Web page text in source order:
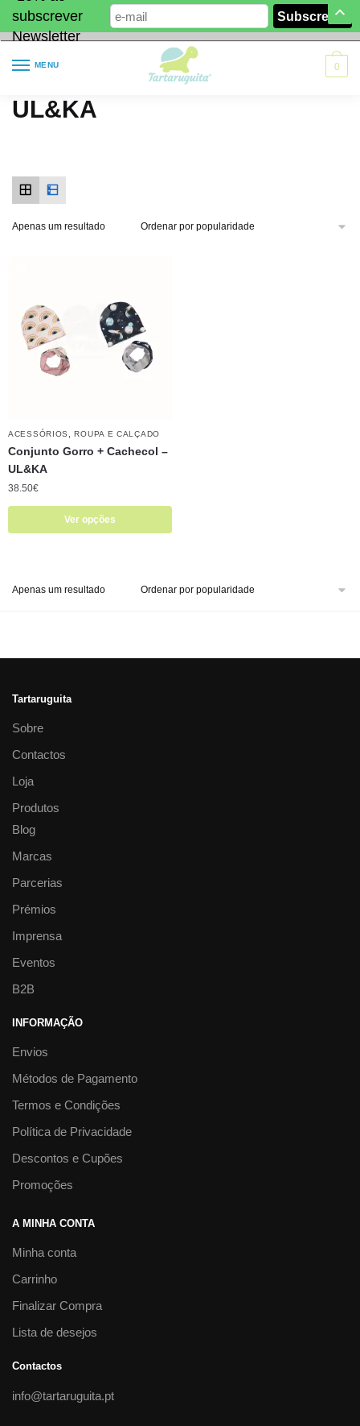
subscrever
Newsletter
MENU 0
UL&KA
Apenas um resultado
ACESSÓRIOS ,ROUPA E CALÇADO
Conjunto Gorro + Cachecol –
UL&KA
38.50€
Ver opções
Apenas um resultado
Tartaruguita
Sobre
Contactos
Loja
Produtos
Blog
Marcas
Parcerias
Prémios
Imprensa
Eventos
B2B
INFORMAÇÃO
Envios
Métodos de Pagamento
Termos e Condições
Política de Privacidade
Descontos e Cupões
Promoções
A MINHA CONTA
Minha conta
Carrinho
Finalizar Compra
Lista de desejos
Contactos
info@tartaruguita.pt